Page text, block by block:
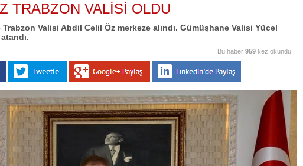
TRABZON VALİSİ OLDU
Valisi Abdil Celil Öz merkeze alındı. Gümüşhane Valisi Yücel
Bu haber 959 kez okundu